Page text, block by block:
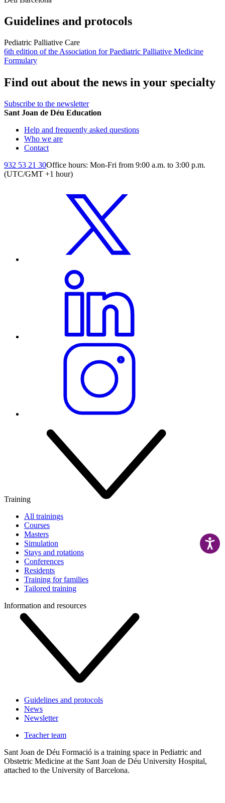
Guidelines and protocols
Pediatric Palliative Care
6th edition of the Association for Paediatric Palliative Medicine
Formulary
Find out about the news in your specialty
Subscribe to the newsletter
Sant Joan de Déu Education
Help and frequently asked questions
Who we are
Contact
932 53 21 30Office hours: Mon-Fri from 9:00 a.m. to 3:00 p.m.
(UTC/GMT +1 hour)
Training
All trainings
Courses
Masters
Simulation
Stays and rotations
Conferences
Residents
Training for families
Tailored training
Information and resources
Guidelines and protocols
News
Newsletter
Teacher team
Sant Joan de Déu Formació is a training space in Pediatric and
Obstetric Medicine at the Sant Joan de Déu University Hospital,
attached to the University of Barcelona.